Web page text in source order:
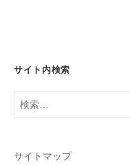
サイト内検索
検
索:
サイトマップ